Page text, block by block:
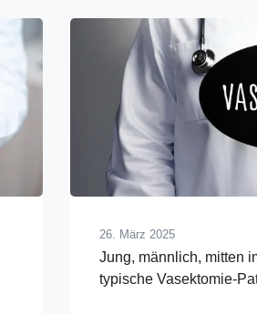
26. März 2025
Jung, männlich, mitten
typische Vasektomie-